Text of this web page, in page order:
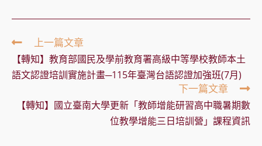
Read
more
articles
上一篇文章
【轉知】教育部國民及學前教育署高級中等學校教師本土
語文認證培訓實施計畫─115年臺灣台語認證加強班(7月)
下一篇文章
【轉知】國立臺南大學更新「教師增能研習高中職暑期數
位教學增能三日培訓營」課程資訊